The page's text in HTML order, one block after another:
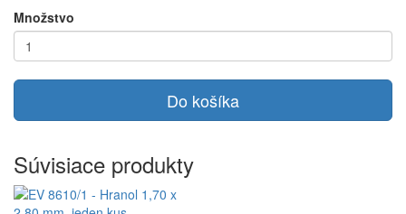
Množstvo
Do košíka
Súvisiace produkty